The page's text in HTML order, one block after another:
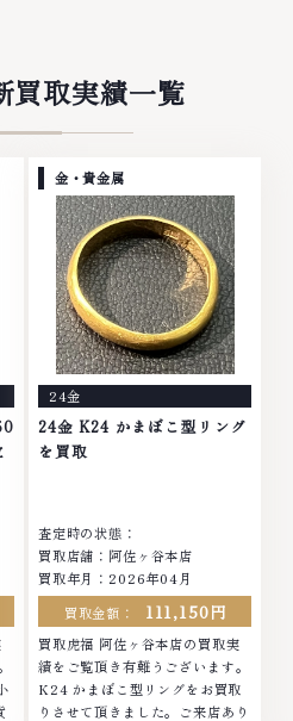
計、多くのお品物の高価買取りを
実現しており、他店ではお値段の
軽にご連絡ください。TEL:
0120-959-764営業時間: 10:00
～19:00定休日: 年中無休
買取実績一覧
金・貴金属
24金
24金 K24 かまぼこ型リング
を買取
査定時の状態：
買取店舗：阿佐ヶ谷本店
買取年月：2026年04月
買取金額：
111,150円
買取虎福 阿佐ヶ谷本店の買取実
績をご覧頂き有難うございます。
K24 かまぼこ型リングをお買取
りさせて頂きました。ご来店あり